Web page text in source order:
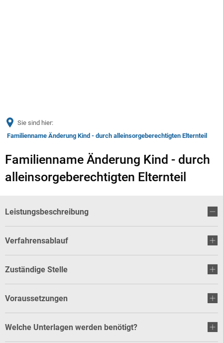
Sie sind hier:
Familienname Änderung Kind - durch alleinsorgeberechtigten Elternteil
Familienname Änderung Kind - durch
alleinsorgeberechtigten Elternteil
Leistungsbeschreibung
Verfahrensablauf
Zuständige Stelle
Voraussetzungen
Welche Unterlagen werden benötigt?